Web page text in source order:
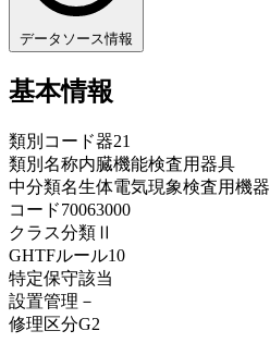
データソース情報
基本情報
類別コード器21
類別名称内臓機能検査用器具
中分類名生体電気現象検査用機器
コード70063000
クラス分類 Ⅱ
GHTFルール10
特定保守該当
設置管理 －
修理区分G2